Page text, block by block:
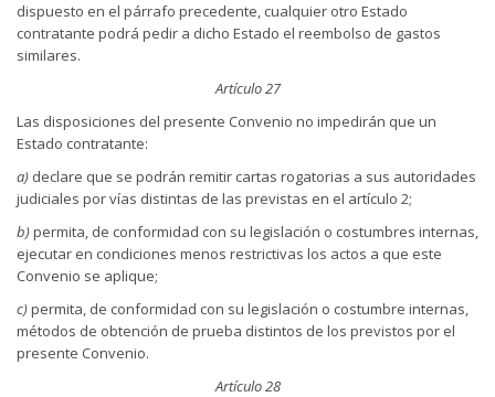
dispuesto en el párrafo precedente, cualquier otro Estado
contratante podrá pedir a dicho Estado el reembolso de gastos
similares.
Artículo 27
Las disposiciones del presente Convenio no impedirán que un
Estado contratante:
a) declare que se podrán remitir cartas rogatorias a sus autoridades
judiciales por vías distintas de las previstas en el artículo 2;
b)permita, de conformidad con su legislación o costumbres internas,
ejecutar en condiciones menos restrictivas los actos a que este
Convenio se aplique;
c)permita, de conformidad con su legislación o costumbre internas,
métodos de obtención de prueba distintos de los previstos por el
presente Convenio.
Artículo 28